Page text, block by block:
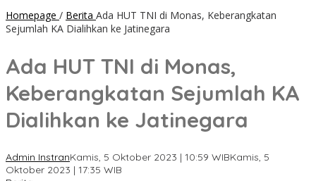
Homepage / Berita Ada HUT TNI di Monas, Keberangkatan
Sejumlah KA Dialihkan ke Jatinegara
Ada HUT TNI di Monas,
Keberangkatan Sejumlah KA
Dialihkan ke Jatinegara
Admin InstranKamis, 5 Oktober 2023 | 10:59 WIBKamis, 5
Oktober 2023 | 17:35 WIB